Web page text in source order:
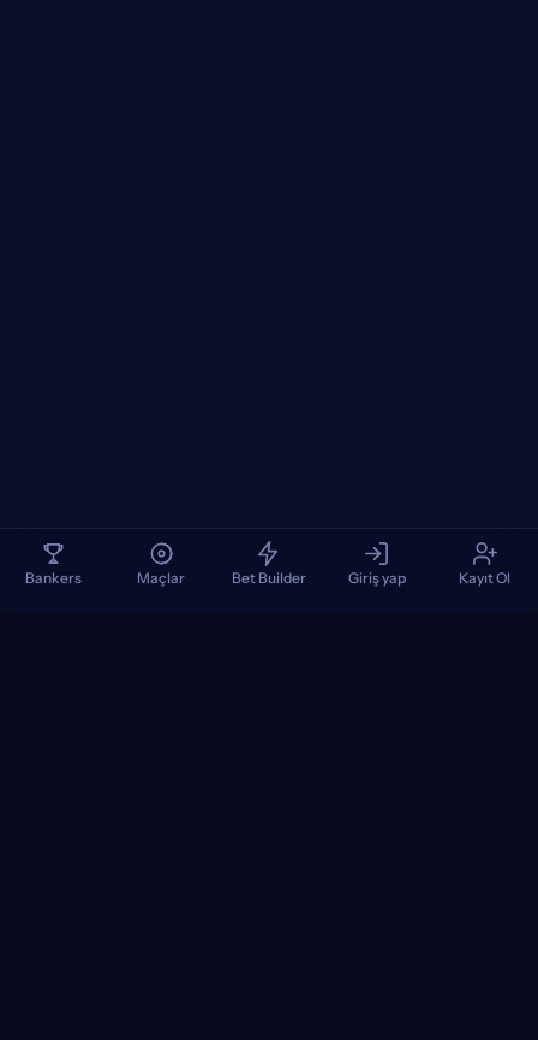
Bankers Maçlar Bet Builder Giriş yap Kayıt Ol